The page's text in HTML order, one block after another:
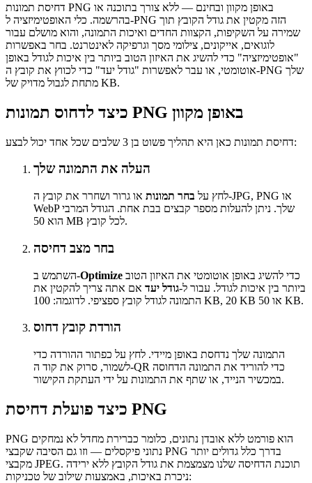
דחיסת תמונות PNG באופן מקוון ובחינם — ללא צורך בתוכנה או
בהרשמה. כלי האופטימיזציה ל-PNG הזה מקטין את גודל הקובץ תוך
שמירה על השקיפות, הקצוות החדים ואיכות התמונה, והוא מושלם עבור
לוגואים, אייקונים, צילומי מסך וגרפיקה לאינטרנט. בחר באפשרות
"אופטימיזציה" כדי להשיג את האיזון הטוב ביותר בין איכות לגודל באופן
אוטומטי, או עבר לאפשרות "גודל יעד" כדי לכווץ את קובץ ה-PNG שלך
מתחת לגבול מדויק של KB.
כיצד לדחוס תמונות PNG באופן מקוון
דחיסת תמונות כאן היא תהליך פשוט בן 3 שלבים שכל אחד יכול לבצע:
העלה את התמונה שלך
לחץ על בחר תמונות או גרור ושחרר את קובץ ה-JPG, PNG או
WebP שלך. ניתן להעלות מספר קבצים בבת אחת. הגודל המרבי
הוא 50 MB לכל קובץ.
בחר מצב דחיסה
השתמש ב-Optimize
ביותר בין איכות לגודל. עבור ל-גודל יעד אם אתה צריך להקטין את
התמונה לגודל קובץ ספציפי. לדוגמה: 100 KB, 20 KB או 50 KB.
הורדת קובץ דחוס
התמונה שלך נדחסת באופן מיידי. לחץ על כפתור ההורדה כדי
לשמור, סרוק את קוד ה-QR כדי להוריד את התמונה הדחוסה
במכשיר הנייד, או שתף את התמונות על ידי העתקת הקישור.
כיצד פועלת דחיסת PNG
PNG הוא פורמט ללא אובדן נתונים, כלומר כברירת מחדל לא נמחקים
נתוני פיקסלים — וזו גם הסיבה שקבצי PNG בדרך כלל גדולים יותר
מקבצי JPEG. תוכנת הדחיסה שלנו מצמצמת את גודל הקובץ ללא ירידה
ניכרת באיכות, באמצעות שילוב של טכניקות: